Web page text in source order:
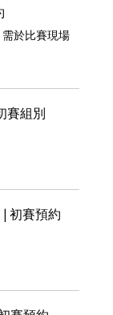
於比賽現場
賽組別
初賽預約